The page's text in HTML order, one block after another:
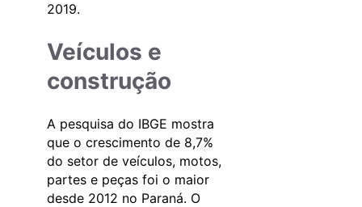
2019.
Veículos e
construção
A pesquisa do IBGE mostra
que o crescimento de 8,7%
do setor de veículos, motos,
partes e peças foi o maior
desde 2012 no Paraná. O